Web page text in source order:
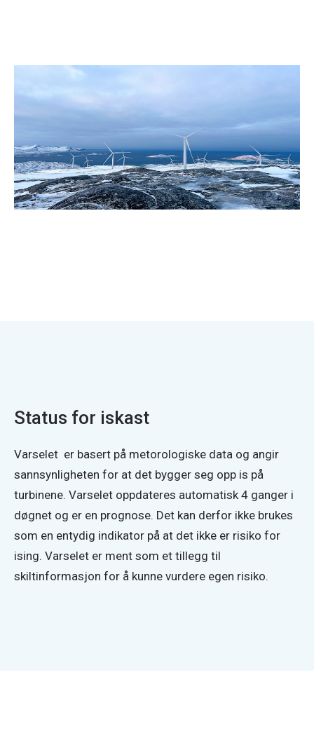
Status for iskast
Varselet  er basert på metorologiske data og angir
sannsynligheten for at det bygger seg opp is på
turbinene. Varselet oppdateres automatisk 4 ganger i
døgnet og er en prognose. Det kan derfor ikke brukes
som en entydig indikator på at det ikke er risiko for
ising. Varselet er ment som et tillegg til
skiltinformasjon for å kunne vurdere egen risiko.